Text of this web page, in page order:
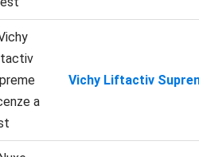
Vichy Liftactiv